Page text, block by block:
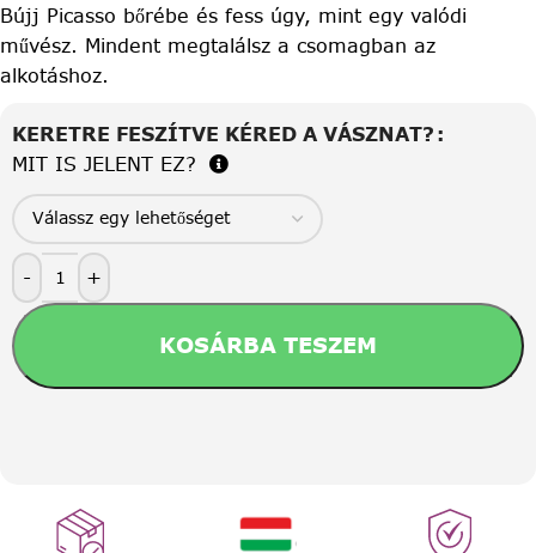
Bújj Picasso bőrébe és fess úgy, mint egy valódi
művész. Mindent megtalálsz a csomagban az
alkotáshoz.
KERETRE FESZÍTVE KÉRED A VÁSZNAT?
MIT IS JELENT EZ?
- +
KOSÁRBA TESZEM